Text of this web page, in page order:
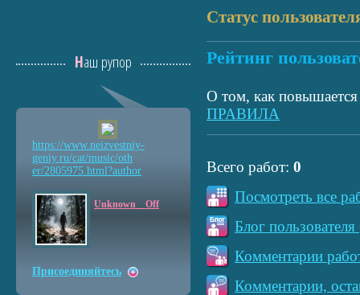
Статус
Рейтинг
О том, как повышается
ПРАВИЛА
Всего работ: 0
Посмотреть все
Блог
Комментарии
Комментарии,
Наш рупор
https://www.neizvestniy-
geniy.ru/cat/music/oth
er/2805975.html?author
Unknown__Off
Присоединяйтесь